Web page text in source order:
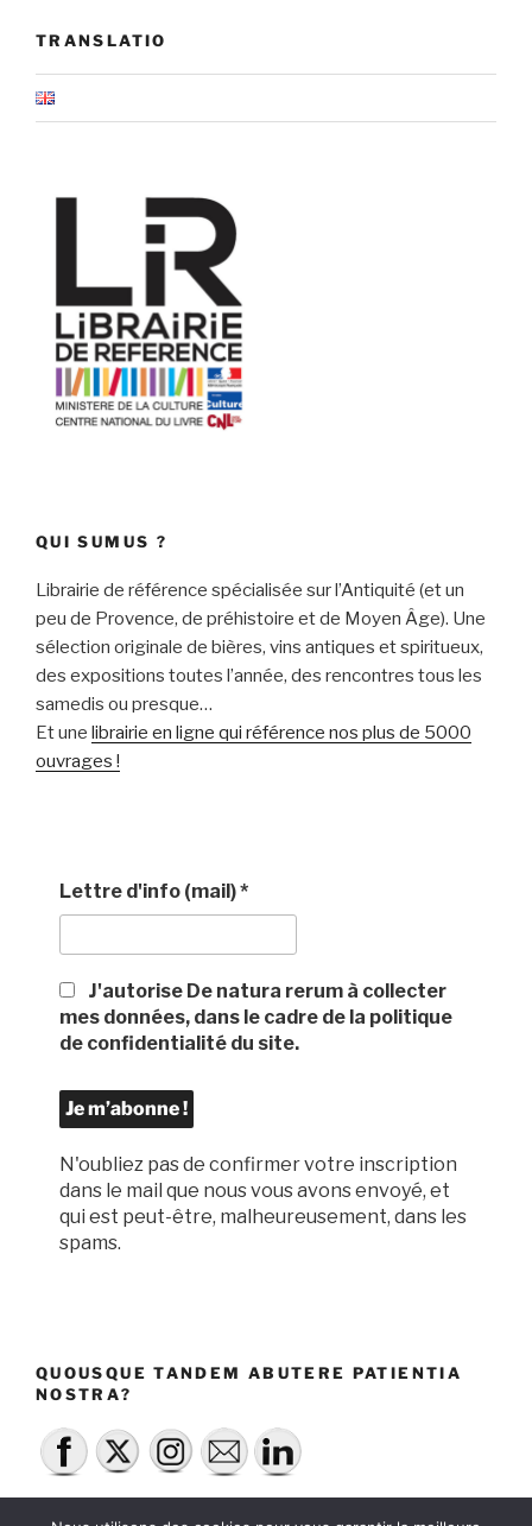
TRANSLATIO
QUI SUMUS ?
Librairie de référence spécialisée sur l’Antiquité (et un
peu de Provence, de préhistoire et de Moyen Âge). Une
sélection originale de bières, vins antiques et spiritueux,
des expositions toutes l’année, des rencontres tous les
samedis ou presque…
Et une librairie en ligne qui référence nos plus de 5000
ouvrages !
Lettre d'info (mail)*
J'autorise De natura rerum à collecter
mes données, dans le cadre de la politique
de confidentialité du site.
N'oubliez pas de confirmer votre inscription
dans le mail que nous vous avons envoyé, et
qui est peut-être, malheureusement, dans les
spams.
QUOUSQUE TANDEM ABUTERE PATIENTIA
NOSTRA?